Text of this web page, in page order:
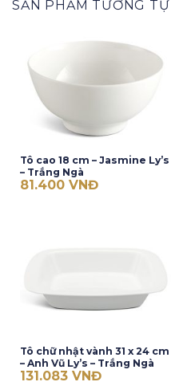
SẢN PHẨM TƯƠNG TỰ
Tô cao 18 cm – Jasmine Ly’s
– Trắng Ngà
81.400 VNĐ
Tô chữ nhật vành 31 x 24 cm
– Anh Vũ Ly’s – Trắng Ngà
131.083 VNĐ